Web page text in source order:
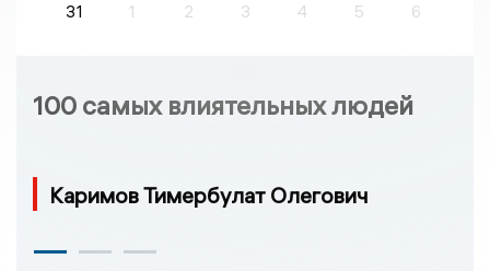
31
1 2 3 4 5 6
100 самых влиятельных людей
Каримов Тимербулат Олегович